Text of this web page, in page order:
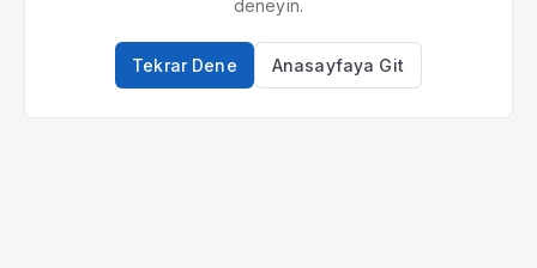
deneyin.
Tekrar Dene Anasayfaya Git